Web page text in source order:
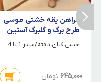
پیراهن یقه خشتی طوسی
طرح برگ و گلبرگ آستین
فرشته
جنس کتان تافته/سایز 1 تا 4
645,000 تومان